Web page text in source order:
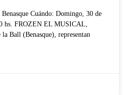
Cuándo: Domingo, 30 de
hs. FROZEN EL MUSICAL,
Ball (Benasque), representan